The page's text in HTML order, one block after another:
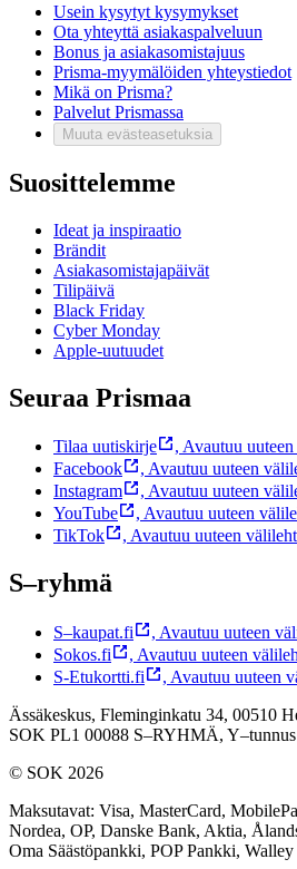
Usein kysytyt kysymykset
Ota yhteyttä asiakaspalveluun
Bonus ja asiakasomistajuus
Prisma-myymälöiden yhteystiedot
Mikä on Prisma?
Palvelut Prismassa
Muuta evästeasetuksia
Suosittelemme
Ideat ja inspiraatio
Brändit
Asiakasomistajapäivät
Tilipäivä
Black Friday
Cyber Monday
Apple-uutuudet
Seuraa Prismaa
Tilaa uutiskirje , Avautuu
Facebook
, Avautuu uuteen
Instagram
, Avautuu uuteen
YouTube
, Avautuu uuteen
TikTok
, Avautuu uuteen
S–ryhmä
S–kaupat.fi , Avautuu uuteen
Sokos.fi
, Avautuu uuteen
S-Etukortti.fi
, Avautuu uuteen
Ässäkeskus, Fleminginkatu 34, 00510
SOK PL1 00088 S–RYHMÄ,
© SOK 2026
Maksutavat: Visa, MasterCard,
Nordea, OP, Danske Bank, Aktia,
Oma Säästöpankki, POP Pankki, Walley